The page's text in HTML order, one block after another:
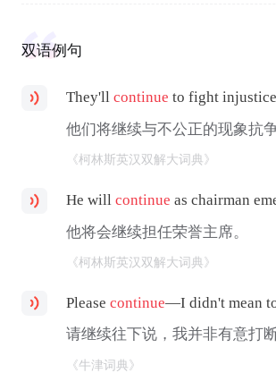
双语例句
They'llcontinue to fight
他们将继续与不公正的现象抗争
《柯林斯英汉双解大词典》
He willcontinue as chairman
他将会继续担任荣誉主席。
《柯林斯英汉双解大词典》
Pleasecontinue—I didn't mean
请继续往下说，我并非有意打
《牛津词典》